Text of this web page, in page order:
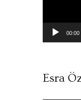
00:00
Esra